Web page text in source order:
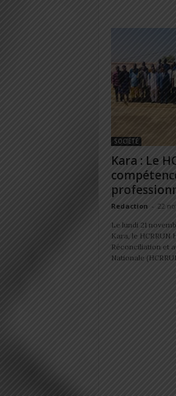
SOCIÉTÉ
Kara : Le
Redaction - 22
Le lundi 21
Kara, le HCRRUN
Réconciliation et
Nationale